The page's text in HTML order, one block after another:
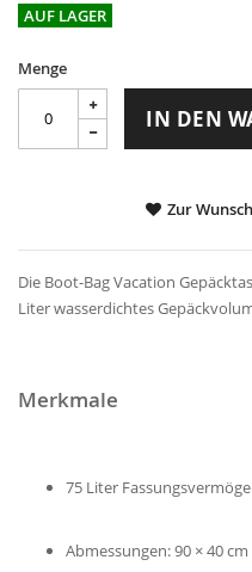
AUF LAGER
Menge
IN DEN
Zur
Die Boot-Bag Vacation
Liter wasserdichtes
Merkmale
75 Liter
Abmessungen: 90 × 40